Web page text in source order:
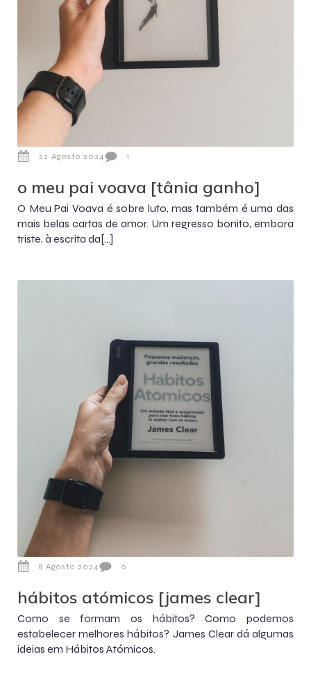
22 Agosto 2024 1
o meu pai voava [tânia ganho]
O Meu Pai Voava é sobre luto, mas também é uma das
mais belas cartas de amor. Um regresso bonito, embora
triste, à escrita da[…]
8 Agosto 2024 0
hábitos atómicos [james clear]
Como se formam os hábitos? Como podemos
estabelecer melhores hábitos? James Clear dá algumas
ideias em Hábitos Atómicos.